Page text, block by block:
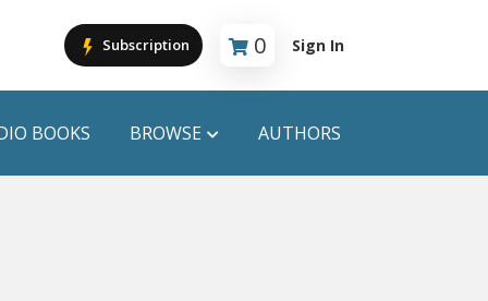
Subscription 0
Cart is empty
Sign In
BOOKS BROWSE AUTHORS